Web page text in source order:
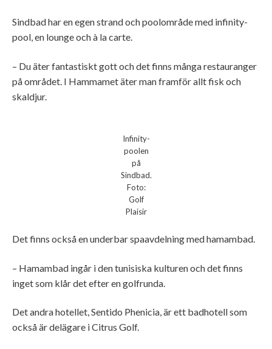
Sindbad har en egen strand och poolområde med infinity-
pool, en lounge och à la carte.
– Du äter fantastiskt gott och det finns många restauranger
på området. I Hammamet äter man framför allt fisk och
skaldjur.
Infinity-
poolen
på
Sindbad.
Foto:
Golf
Plaisir
Det finns också en underbar spaavdelning med hamambad.
– Hamambad ingår i den tunisiska kulturen och det finns
inget som klår det efter en golfrunda.
Det andra hotellet, Sentido Phenicia, är ett badhotell som
också är delägare i Citrus Golf.